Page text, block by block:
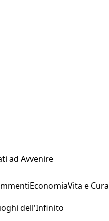
ad Avvenire
EconomiaVita e Cura
dell'Infinito